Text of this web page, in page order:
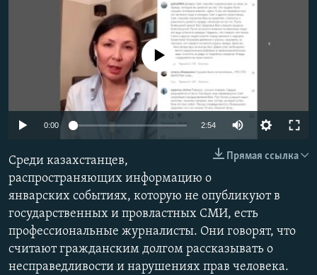
240p 480p
720p
No media source currently available
0:00 2:54
480p
1080p
Прямая ссылка
Среди казахстанцев,
распространяющих информацию о
январских событиях, которую не опубликуют в
государственных и провластных СМИ, есть
профессиональные журналисты. Они говорят, что
считают гражданским долгом рассказывать о
несправедливости и нарушениях прав человека.